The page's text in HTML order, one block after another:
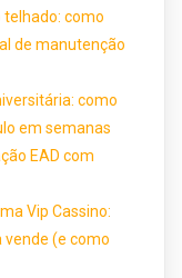
telhado: como
de manutenção
como
em semanas
EAD com
Vip Cassino:
vende (e como